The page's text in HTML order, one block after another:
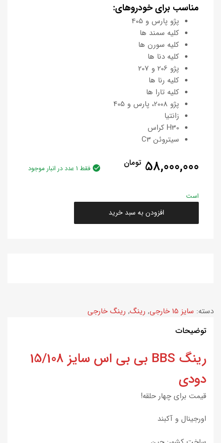
مناسب برای خودروهای:
پژو پارس و 405
کلیه سمند ها
کلیه سورن ها
کلیه دنا ها
پژو 206 و 207
کلیه رنا ها
کلیه تارا ها
پژو 2008، پارس و 405
زانتیا
H30 کراس
سیتروئن C3
58,000,000 تومان فقط 1 عدد در انبار موجود
است
افزودن به سبد خرید
دسته: سایز 15 خارجی , رینگ, رینگ خارجی
توضیحات
رینگ BBS بی‌ بی‌ اس سایز 15/108
دودی
قیمت برای چهار حلقه!
اورجینال و آکبند